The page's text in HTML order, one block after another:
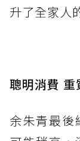
升了全家人
聰明消費 重
余朱青最後